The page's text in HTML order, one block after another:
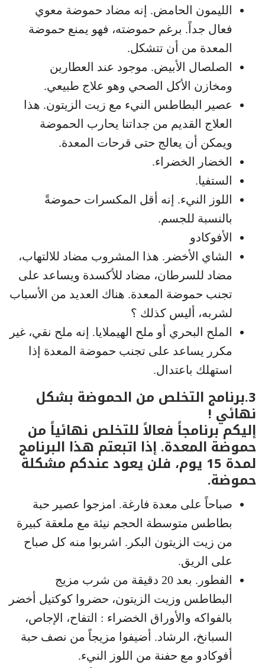
الليمون الحامض. إنه مضاد حموضة معوي
فعال جداً. برغم حموضته، فهو يمنع حموضة
المعدة من أن تتشكل.
الصلصال الأبيض. موجود عند العطارين
ومخازن الأكل الصحي وهو علاج طبيعي.
عصير البطاطس النيء مع زيت الزيتون. هذا
العلاج القديم من جداتنا يحارب الحموضة
ويمكن أن يعالج حتى قرحات المعدة.
الخضار الخضراء.
الستفيا.
اللوز النيء. إنه أقل المكسرات حموضةً
بالنسبة للجسم.
الأفوكادو
الشاي الأخضر. هذا المشروب مضاد للالتهاب،
مضاد للسرطان، مضاد للأكسدة ويساعد على
تجنب حموضة المعدة. هناك العديد من الأسباب
لشربه، أليس كذلك ؟
الملح البحري أو ملح الهيملايا. إنه ملح نقي، غير
مكرر يساعد على تجنب حموضة المعدة إذا
استهلك باعتدال.
3.برنامج التخلص من الحموضة بشكل
نهائي !
إليكم برنامجاً فعالاً للتخلص نهائياً من
حموضة المعدة. إذا اتبعتم هذا البرنامج
لمدة 15 يوم، فلن يعود عندكم مشكلة
حموضة.
صباحاً على معدة فارغة. امزجوا عصير حبة
بطاطس متوسطة الحجم نيئة مع ملعقة كبيرة
من زيت الزيتون البكر. اشربوا منه كل صباح
على الريق.
الفطور. بعد 20 دقيقة من شرب مزيج
البطاطس وزيت الزيتون، حضروا كوكتيل أخضر
بالفواكه والأوراق الخضراء : التفاح، الإجاص،
السبانخ، الرشاد. أضيفوا مزيجاً من نصف حبة
أفوكادو مع حفنة من اللوز النيء.